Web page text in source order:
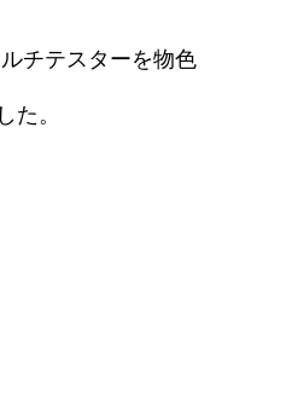
チテスターを物色
。